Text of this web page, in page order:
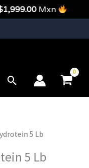
Buscar
5 Lb
5 Lb
1,999.00 Mxn